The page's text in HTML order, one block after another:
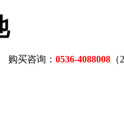
购买咨询： 0536-4088008